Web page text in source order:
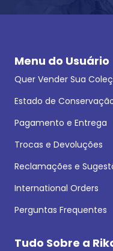
Menu do Usuário
Quer Vender Sua
Estado de
Pagamento e Entrega
Trocas e Devoluções
Reclamações e
International Orders
Perguntas Frequentes
Tudo Sobre a